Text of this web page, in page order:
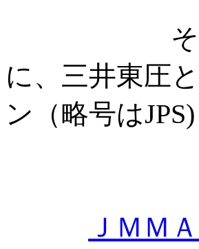
その後小
に、三井東圧
ン（略号はJPS)
ＪＭＭ